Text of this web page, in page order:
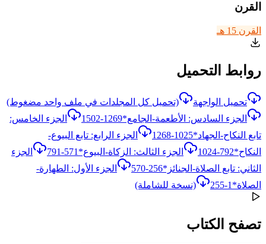
القرن
القرن 15 هـ
روابط التحميل
تحميل الواجهة
(تحميل كل المجلدات في ملف واحد مضغوط)
الجزء السادس: الأطعمة-الجامع*1269-1502
الجزء الخامس:
تابع النكاح-الجهاد*1025-1268
الجزء الرابع: تابع البيوع-
النكاح*792-1024
الجزء الثالث: الزكاة-البيوع*571-791
الجزء
الثاني: تابع الصلاة-الجنائز*256-570
الجزء الأول: الطهارة-
الصلاة*1-255
(نسخة للشاملة)
تصفح الكتاب